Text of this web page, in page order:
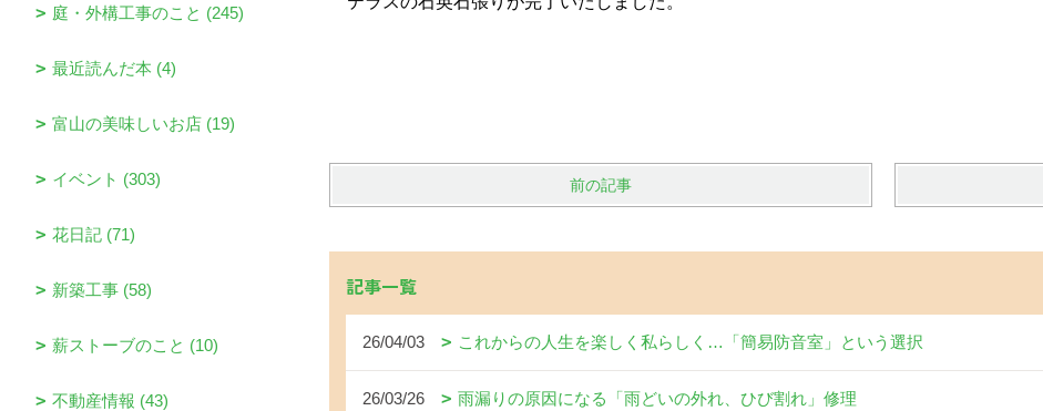
前の記事
記事一覧
26/04/03 これからの人生を楽しく私らしく…「簡易防音室」という選択
26/03/26 雨漏りの原因になる「雨どいの外れ、ひび割れ」修理
庭・外構工事のこと (245)
最近読んだ本 (4)
富山の美味しいお店 (19)
イベント (303)
花日記 (71)
新築工事 (58)
薪ストーブのこと (10)
不動産情報 (43)